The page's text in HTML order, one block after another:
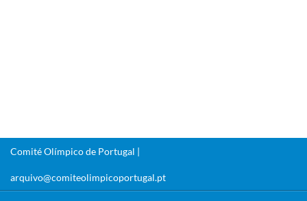
Comité Olímpico de Portugal |
arquivo@comiteolimpicoportugal.pt